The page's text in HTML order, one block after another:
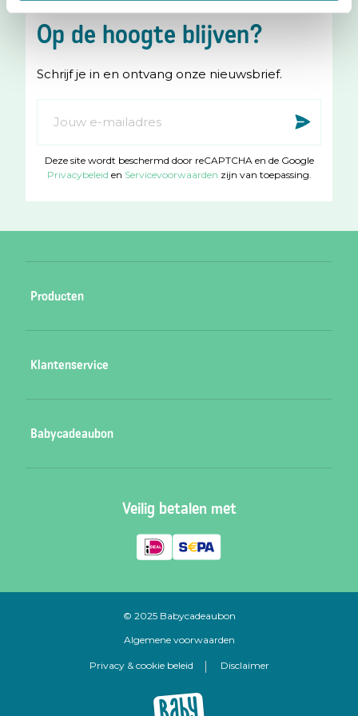
s
t
g
r
a
c
e
o
o
k
Op de hoogte blijven?
Schrijf je in en ontvang onze nieuwsbrief.
op
onze
Deze site wordt beschermd door reCAPTCHA en de Google
Privacybeleid en Servicevoorwaarden zijn van toepassing.
Producten
Babycadeaubon groen
Babycadeaubon digitale voucher
Klantenservice
Babycadeaubon
Veilig betalen met
© 2025 Babycadeaubon
Algemene voorwaarden
Privacy & cookie beleid Disclaimer